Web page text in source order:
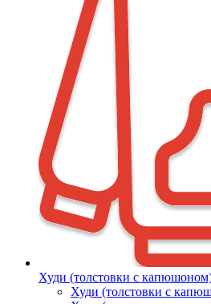
Худи (толстовки с
Худи (толстовки c